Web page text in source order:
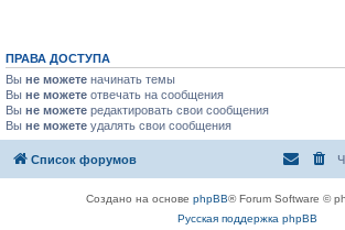
ПРАВА ДОСТУПА
Вы не можете начинать темы
Вы не можете отвечать на сообщения
Вы не можете редактировать свои сообщения
Вы не можете удалять свои сообщения
Список форумов
Создано на основе phpBB® Forum Software ©
Русская поддержка phpBB